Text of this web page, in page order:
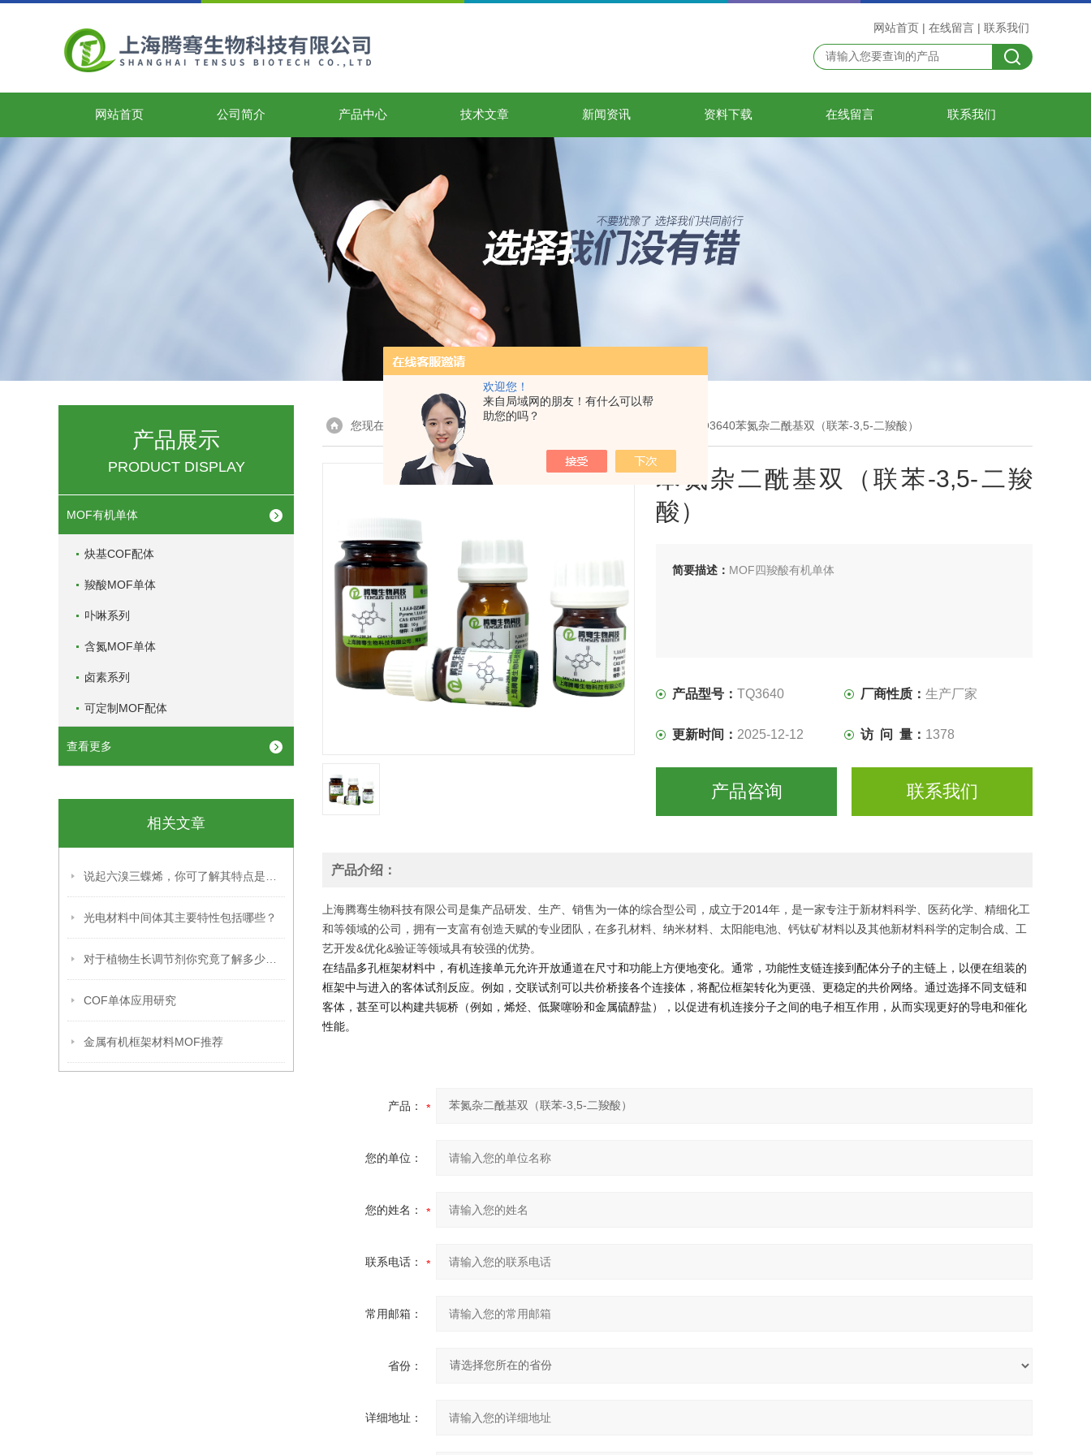
欢迎您！
来自局域网的朋友！有什么可以帮
助您的吗？
网站首页 | 在线留言 | 联系我们
网站首页 公司简介 产品中心 技术文章 新闻资讯 资料下载 在线留言 联系我们
产品展示
PRODUCT DISPLAY
MOF有机单体
炔基COF配体
羧酸MOF单体
卟啉系列
含氮MOF单体
卤素系列
可定制MOF配体
查看更多
相关文章
光电材料中间体其主要特性包括哪些？
COF单体应用研究
金属有机框架材料MOF推荐
您现在的位置：首页> 产品展示 > MOF有机单体 > TQ3640苯氮杂二酰基双（联苯-3,5-二羧酸）
苯氮杂二酰基双（联苯-3,5-二羧
酸）
简要描述： MOF四羧酸有机单体
产品型号：TQ3640 厂商性质：生产厂家
更新时间： 2025-12-12 访 问 量： 1378
产品咨询 联系我们
产品介绍：
上海腾骞生物科技有限公司是集产品研发、生产、销售为一体的综合型公司，成立于2014年，是一家专注于新材料科学、医药化学、精细化工
和等领域的公司，拥有一支富有创造天赋的专业团队，在多孔材料、纳米材料、太阳能电池、钙钛矿材料以及其他新材料科学的定制合成、工
艺开发&优化&验证等领域具有较强的优势。
在结晶多孔框架材料中，有机连接单元允许开放通道在尺寸和功能上方便地变化。通常，功能性支链连接到配体分子的主链上，以便在组装的
框架中与进入的客体试剂反应。例如，交联试剂可以共价桥接各个连接体，将配位框架转化为更强、更稳定的共价网络。通过选择不同支链和
客体，甚至可以构建共轭桥（例如，烯烃、低聚噻吩和金属硫醇盐），以促进有机连接分子之间的电子相互作用，从而实现更好的导电和催化
性能。
产品：
您的单位：
您的姓名：
联系电话：
常用邮箱：
省份：
详细地址：